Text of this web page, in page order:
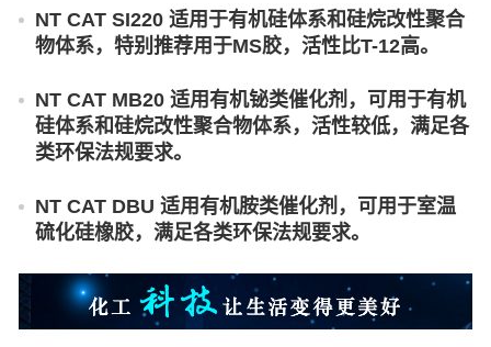
NT CAT SI220 适用于有机硅体系和硅烷改性聚合
物体系，特别推荐用于MS胶，活性比T-12高。
NT CAT MB20 适用有机铋类催化剂，可用于有机
硅体系和硅烷改性聚合物体系，活性较低，满足各
类环保法规要求。
NT CAT DBU 适用有机胺类催化剂，可用于室温
硫化硅橡胶，满足各类环保法规要求。